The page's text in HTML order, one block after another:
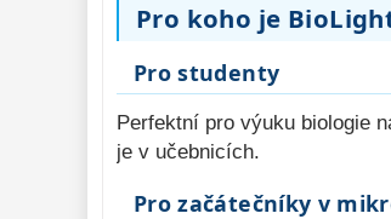
Pro koho je
Pro studenty
Perfektní pro výuku biologie
je v učebnicích.
Pro začátečníky v